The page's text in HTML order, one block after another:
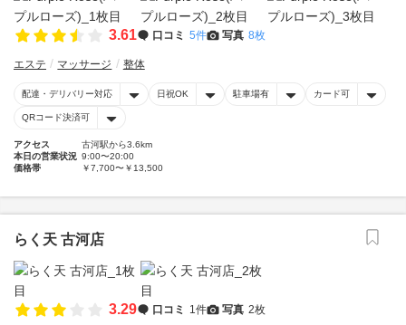
3.61 口コミ 5件 写真 8枚
エステ マッサージ 整体
配達・デリバリー対応 日祝OK 駐車場有 カード可
QRコード決済可
アクセス
古河駅から3.6km
本日の営業状況 9:00〜20:00
価格帯
￥7,700〜￥13,500
らく天 古河店
3.29 口コミ 1件 写真 2枚